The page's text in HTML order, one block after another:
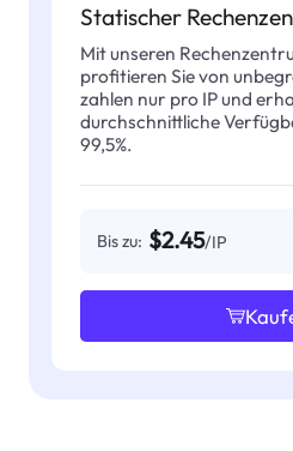
Statischer
Mit unseren
profitieren Sie von
zahlen nur pro IP und
durchschnittliche
99,5%.
Bis zu: $2.45/IP